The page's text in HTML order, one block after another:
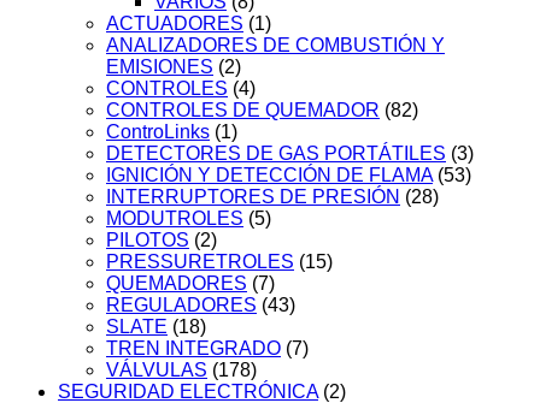
ACTUADORES (1)
ANALIZADORES DE COMBUSTIÓN Y
EMISIONES (2)
CONTROLES (4)
CONTROLES DE QUEMADOR (82)
ControLinks (1)
DETECTORES DE GAS PORTÁTILES (3)
IGNICIÓN Y DETECCIÓN DE FLAMA (53)
INTERRUPTORES DE PRESIÓN (28)
MODUTROLES (5)
PILOTOS (2)
PRESSURETROLES (15)
QUEMADORES (7)
REGULADORES (43)
SLATE (18)
TREN INTEGRADO (7)
VÁLVULAS (178)
SEGURIDAD ELECTRÓNICA (2)